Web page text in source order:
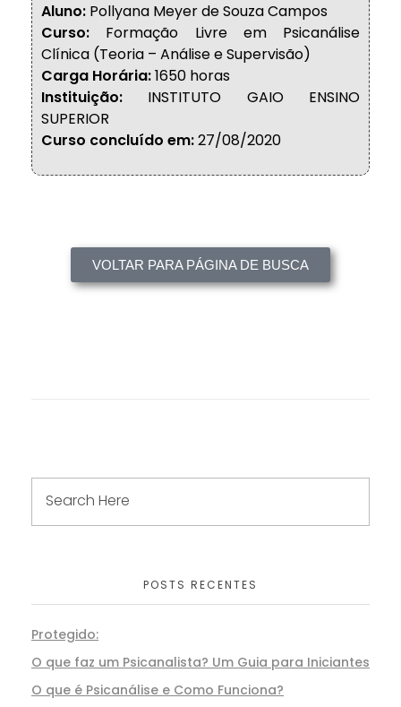
Aluno: Pollyana Meyer de Souza Campos
Curso: Formação Livre em Psicanálise
Clínica (Teoria – Análise e Supervisão)
Carga Horária:1650 horas
Instituição: INSTITUTO GAIO ENSINO
SUPERIOR
Curso concluído em:27/08/2020
VOLTAR PARA PÁGINA DE BUSCA
POSTS RECENTES
Protegido:
O que faz um Psicanalista? Um Guia para Iniciantes
O que é Psicanálise e Como Funciona?